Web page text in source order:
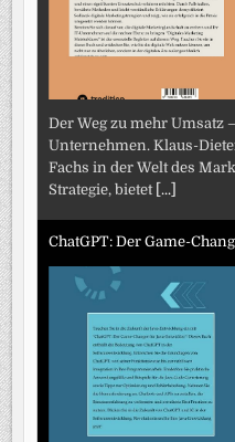
Der Weg zu mehr Umsatz
Unternehmen. Klaus-
Fachs in der Welt des
Strategie, bietet [...]
ChatGPT: Der Game-